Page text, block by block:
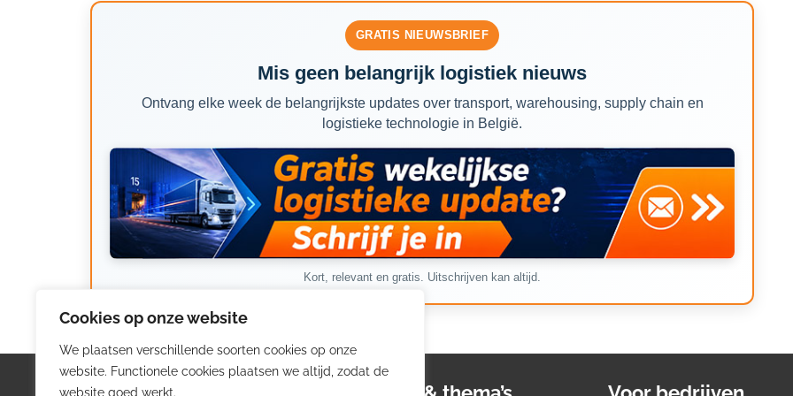
Cookies op onze website
We plaatsen verschillende soorten cookies op onze
website. Functionele cookies plaatsen we altijd, zodat de
website goed werkt.
GRATIS NIEUWSBRIEF
Mis geen belangrijk logistiek nieuws
Ontvang elke week de belangrijkste updates over transport, warehousing, supply chain en
logistieke technologie in België.
Kort, relevant en gratis. Uitschrijven kan altijd.